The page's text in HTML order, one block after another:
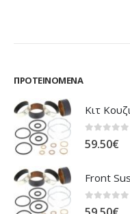
ΠΡΟΤΕΙΝΌΜΕΝΑ
0 out of 5
59.50€